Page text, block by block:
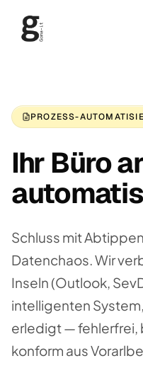
PROZESS-
Ihr Büro
Schluss mit
Datenchaos. Wir
Inseln (Outlook,
intelligenten
erledigt — fehlerfrei,
konform aus